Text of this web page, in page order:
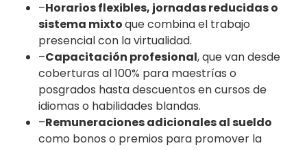
–Horarios flexibles, jornadas reducidas o
sistema mixtoque combina el trabajo
presencial con la virtualidad.
–Capacitación profesional, que van desde
coberturas al 100% para maestrías o
posgrados hasta descuentos en cursos de
idiomas o habilidades blandas.
–Remuneraciones adicionales al sueldo
como bonos o premios para promover la